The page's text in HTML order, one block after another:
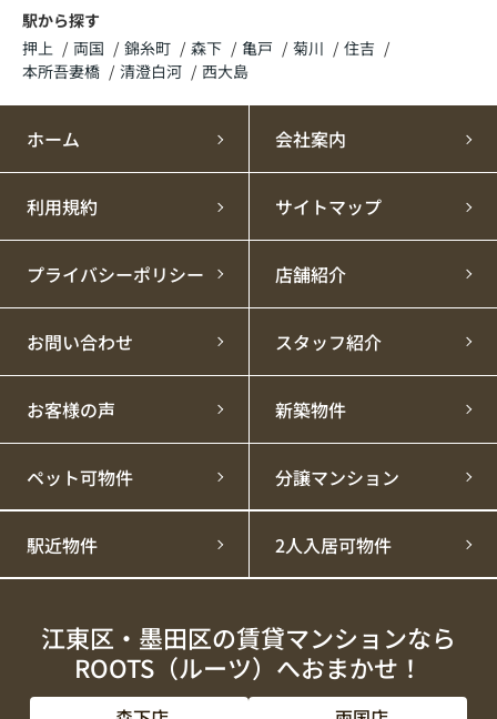
駅から探す
押上
両国 錦糸町 森下 亀戸 菊川
住吉
本所吾妻橋
清澄白河 西大島
ホーム 会社案内
利用規約 サイトマップ
プライバシーポリシー 店舗紹介
お問い合わせ スタッフ紹介
お客様の声 新築物件
ペット可物件 分譲マンション
駅近物件 2人入居可物件
江東区・墨田区の賃貸マンションなら
ROOTS（ルーツ）へおまかせ！